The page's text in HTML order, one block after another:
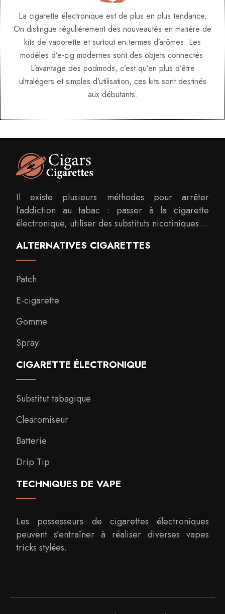
La cigarette électronique est de plus en plus tendance.
On distingue régulièrement des nouveautés en matière de
kits de vaporette et surtout en termes d’arômes. Les
modèles d’e-cig modernes sont des objets connectés.
L’avantage des podmods, c’est qu’en plus d’être
ultralégers et simples d’utilisation, ces kits sont destinés
aux débutants.
Il existe plusieurs méthodes pour arrêter
l’addiction au tabac : passer à la cigarette
électronique, utiliser des substituts nicotiniques…
ALTERNATIVES CIGARETTES
Patch
E-cigarette
Gomme
Spray
CIGARETTE ÉLECTRONIQUE
Substitut tabagique
Clearomiseur
Batterie
Drip Tip
TECHNIQUES DE VAPE
Les possesseurs de cigarettes électroniques
peuvent s’entraîner à réaliser diverses vapes
tricks stylées.